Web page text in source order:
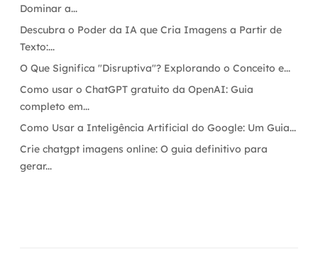
Dominar a...
Descubra o Poder da IA que Cria Imagens a Partir de
Texto:...
O Que Significa "Disruptiva"? Explorando o Conceito e...
Como usar o ChatGPT gratuito da OpenAI: Guia
completo em...
Como Usar a Inteligência Artificial do Google: Um Guia...
Crie chatgpt imagens online: O guia definitivo para
gerar...